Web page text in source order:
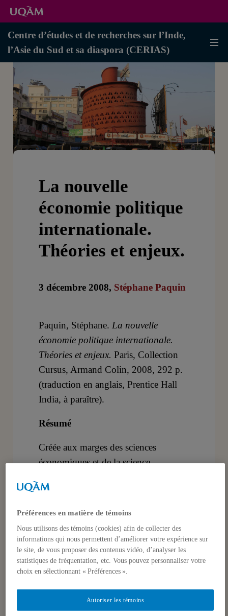
Centre d’études et de recherches sur l’Inde,
l’Asie du Sud et sa diaspora (CERIAS)
La nouvelle
économie politique
internationale.
Théories et enjeux.
3 décembre 2008, Stéphane Paquin
Paquin, Stéphane.La nouvelle
économie politique internationale.
Théories et enjeux. Paris, Collection
Cursus, Armand Colin, 2008, 292 p.
(traduction en anglais, Prentice Hall
India, à paraître).
Résumé
Créée aux marges des sciences
économiques et de la science
comme un objet intellectuel hybride,
essentielle pour penser le monde
contemporain.
Animés par le désir de faire bouger les
répondre à deux questions majeures :
Qui gouverne ? Quel acteur a
Préférences en matière de témoins
Nous utilisons des témoins (cookies) afin de collecter des
informations qui nous permettent d’améliorer votre expérience sur
le site, de vous proposer des contenus vidéo, d’analyser les
statistiques de fréquentation, etc. Vous pouvez personnaliser votre
choix en sélectionnant « Préférences ».
Autoriser les témoins